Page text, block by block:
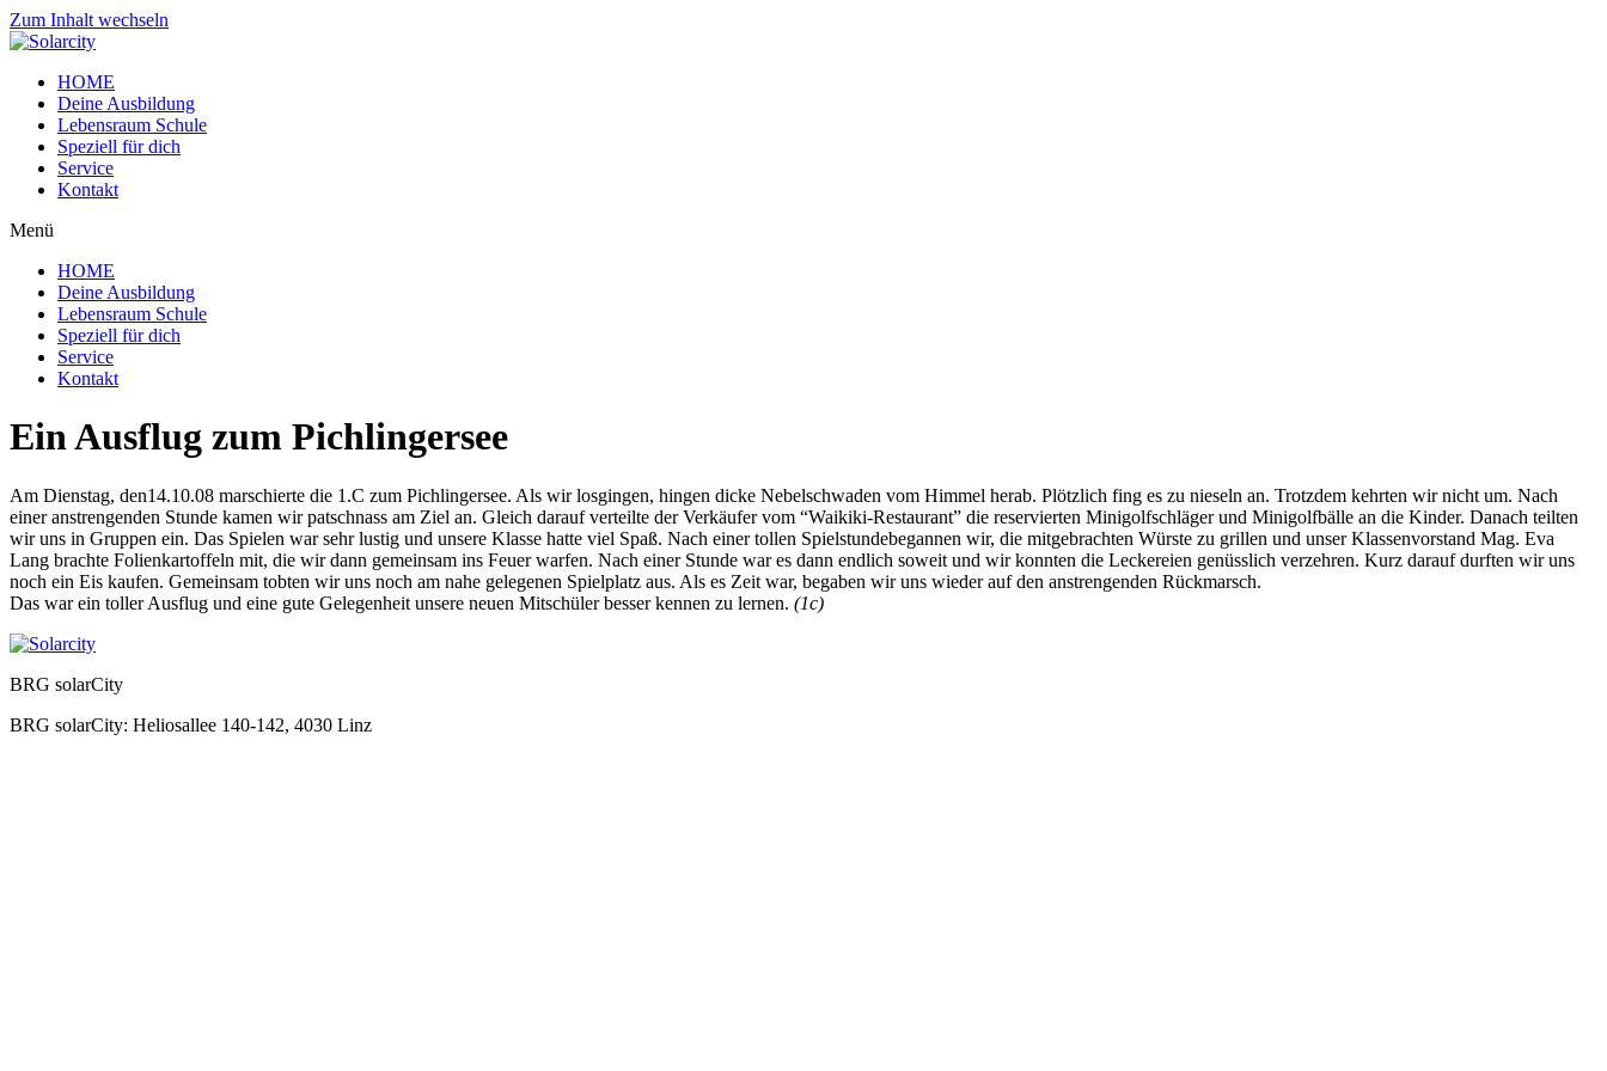
Zum Inhalt wechseln
HOME
Deine Ausbildung
Lebensraum Schule
Speziell für dich
Service
Kontakt
Menü
HOME
Deine Ausbildung
Lebensraum Schule
Speziell für dich
Service
Kontakt
Ein Ausflug zum Pichlingersee
Am Dienstag, den14.10.08 marschierte die 1.C zum Pichlingersee. Als wir losgingen, hingen dicke Nebelschwaden vom Himmel herab. Plötzlich fing es zu nieseln an. Trotzdem kehrten wir nicht um. Nach
einer anstrengenden Stunde kamen wir patschnass am Ziel an. Gleich darauf verteilte der Verkäufer vom “Waikiki-Restaurant” die reservierten Minigolfschläger und Minigolfbälle an die Kinder. Danach teilten
wir uns in Gruppen ein. Das Spielen war sehr lustig und unsere Klasse hatte viel Spaß. Nach einer tollen Spielstundebegannen wir, die mitgebrachten Würste zu grillen und unser Klassenvorstand Mag. Eva
Lang brachte Folienkartoffeln mit, die wir dann gemeinsam ins Feuer warfen. Nach einer Stunde war es dann endlich soweit und wir konnten die Leckereien genüsslich verzehren. Kurz darauf durften wir uns
noch ein Eis kaufen. Gemeinsam tobten wir uns noch am nahe gelegenen Spielplatz aus. Als es Zeit war, begaben wir uns wieder auf den anstrengenden Rückmarsch.
Das war ein toller Ausflug und eine gute Gelegenheit unsere neuen Mitschüler besser kennen zu lernen. (1c)
BRG solarCity
BRG solarCity: Heliosallee 140-142, 4030 Linz